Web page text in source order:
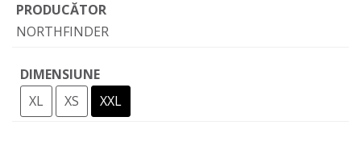
PRODUCĂTOR
NORTHFINDER
DIMENSIUNE
XL
XS XXL